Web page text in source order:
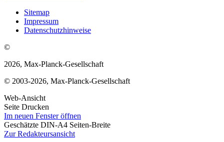
Sitemap
Impressum
Datenschutzhinweise
©
2026, Max-Planck-Gesellschaft
© 2003-2026, Max-Planck-Gesellschaft
Web-Ansicht
Seite Drucken
Im neuen Fenster öffnen
Geschätzte DIN-A4 Seiten-Breite
Zur Redakteursansicht